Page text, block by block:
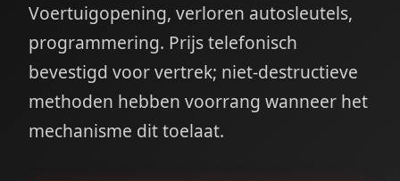
Voertuigopening, verloren autosleutels,
programmering. Prijs telefonisch
bevestigd voor vertrek; niet-destructieve
methoden hebben voorrang wanneer het
mechanisme dit toelaat.